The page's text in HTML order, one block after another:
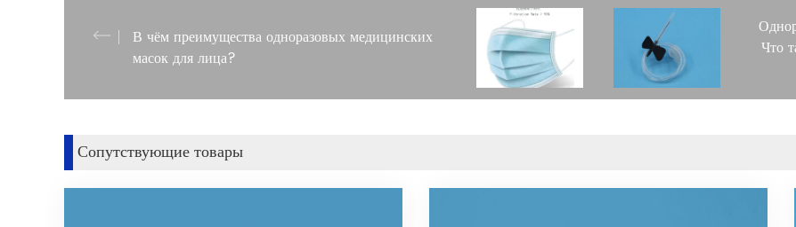
В чём преимущества одноразовых медицинских
масок для лица?
Что
Сопутствующие товары